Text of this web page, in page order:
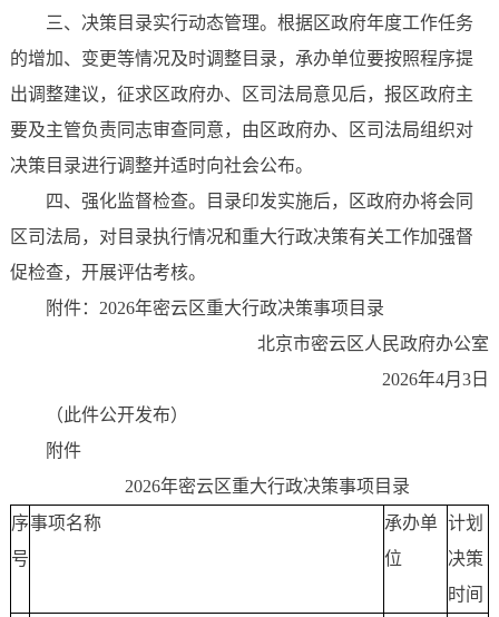
三、决策目录实行动态管理。根据区政府年度工作任务
的增加、变更等情况及时调整目录，承办单位要按照程序提
出调整建议，征求区政府办、区司法局意见后，报区政府主
要及主管负责同志审查同意，由区政府办、区司法局组织对
决策目录进行调整并适时向社会公布。
四、强化监督检查。目录印发实施后，区政府办将会同
区司法局，对目录执行情况和重大行政决策有关工作加强督
促检查，开展评估考核。
附件：2026年密云区重大行政决策事项目录
北京市密云区人民政府办公室
2026年4月3日
（此件公开发布）
附件
2026年密云区重大行政决策事项目录
序
号
事项名称
承办单
位
计划
决策
时间